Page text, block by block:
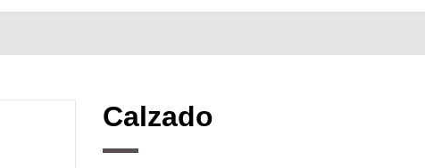
Calzado